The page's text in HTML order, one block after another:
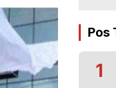
Pos
1